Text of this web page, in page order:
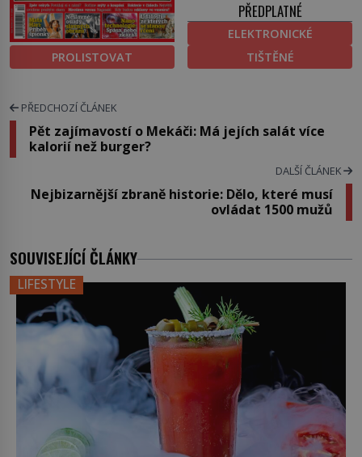
PROLISTOVAT
PŘEDPLATNÉ
ELEKTRONICKÉ
TIŠTĚNÉ
PŘEDCHOZÍ ČLÁNEK
Pět zajímavostí o Mekáči: Má jejích salát více
kalorií než burger?
DALŠÍ ČLÁNEK
Nejbizarnější zbraně historie: Dělo, které musí
ovládat 1500 mužů
SOUVISEJÍCÍ ČLÁNKY
LIFESTYLE